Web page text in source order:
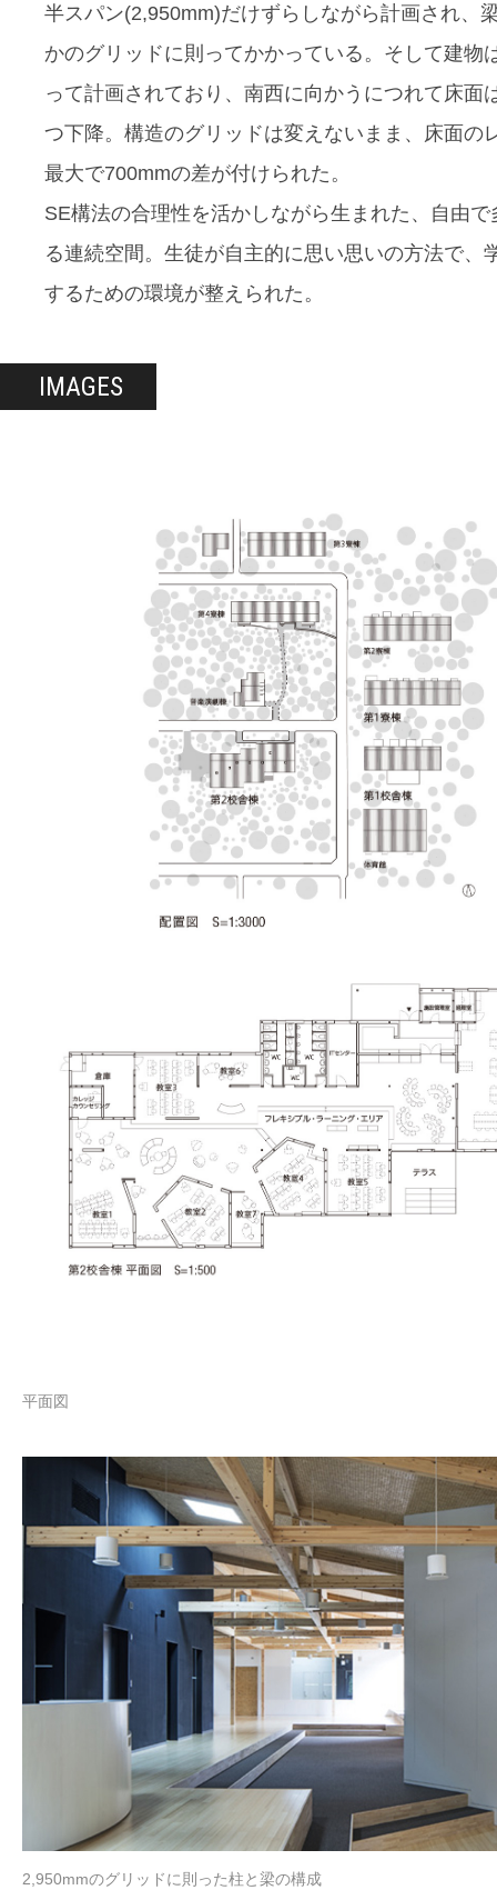
半スパン(2,950mm)だけずらしながら計画され、
かのグリッドに則ってかかっている。そして建物
って計画されており、南西に向かうにつれて床面
つ下降。構造のグリッドは変えないまま、床面の
最大で700mmの差が付けられた。
SE構法の合理性を活かしながら生まれた、自由で
る連続空間。生徒が自主的に思い思いの方法で、
するための環境が整えられた。
IMAGES
平面図
2,950mmのグリッドに則った柱と梁の構成